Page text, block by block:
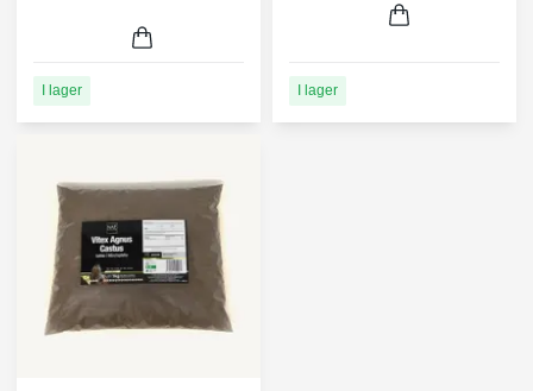
I lager I lager